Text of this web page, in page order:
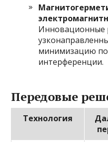
Инновационные
минимизацию
интерференции.
Передовые
Технология